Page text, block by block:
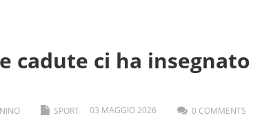
cadute ci ha
SPORT 03 MAGGIO2026 0 COMMENTS